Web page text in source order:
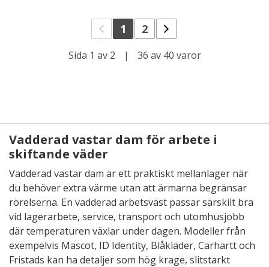
1 2
Sida 1 av 2 | 36 av 40 varor
Vadderad vastar dam för arbete i
skiftande väder
Vadderad vastar dam är ett praktiskt mellanlager när
du behöver extra värme utan att ärmarna begränsar
rörelserna. En vadderad arbetsväst passar särskilt bra
vid lagerarbete, service, transport och utomhusjobb
där temperaturen växlar under dagen. Modeller från
exempelvis Mascot, ID Identity, Blåkläder, Carhartt och
Fristads kan ha detaljer som hög krage, slitstarkt